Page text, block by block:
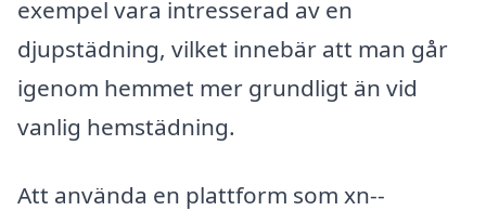
exempel vara intresserad av en
djupstädning, vilket innebär att man går
igenom hemmet mer grundligt än vid
vanlig hemstädning.
Att använda en plattform som xn--